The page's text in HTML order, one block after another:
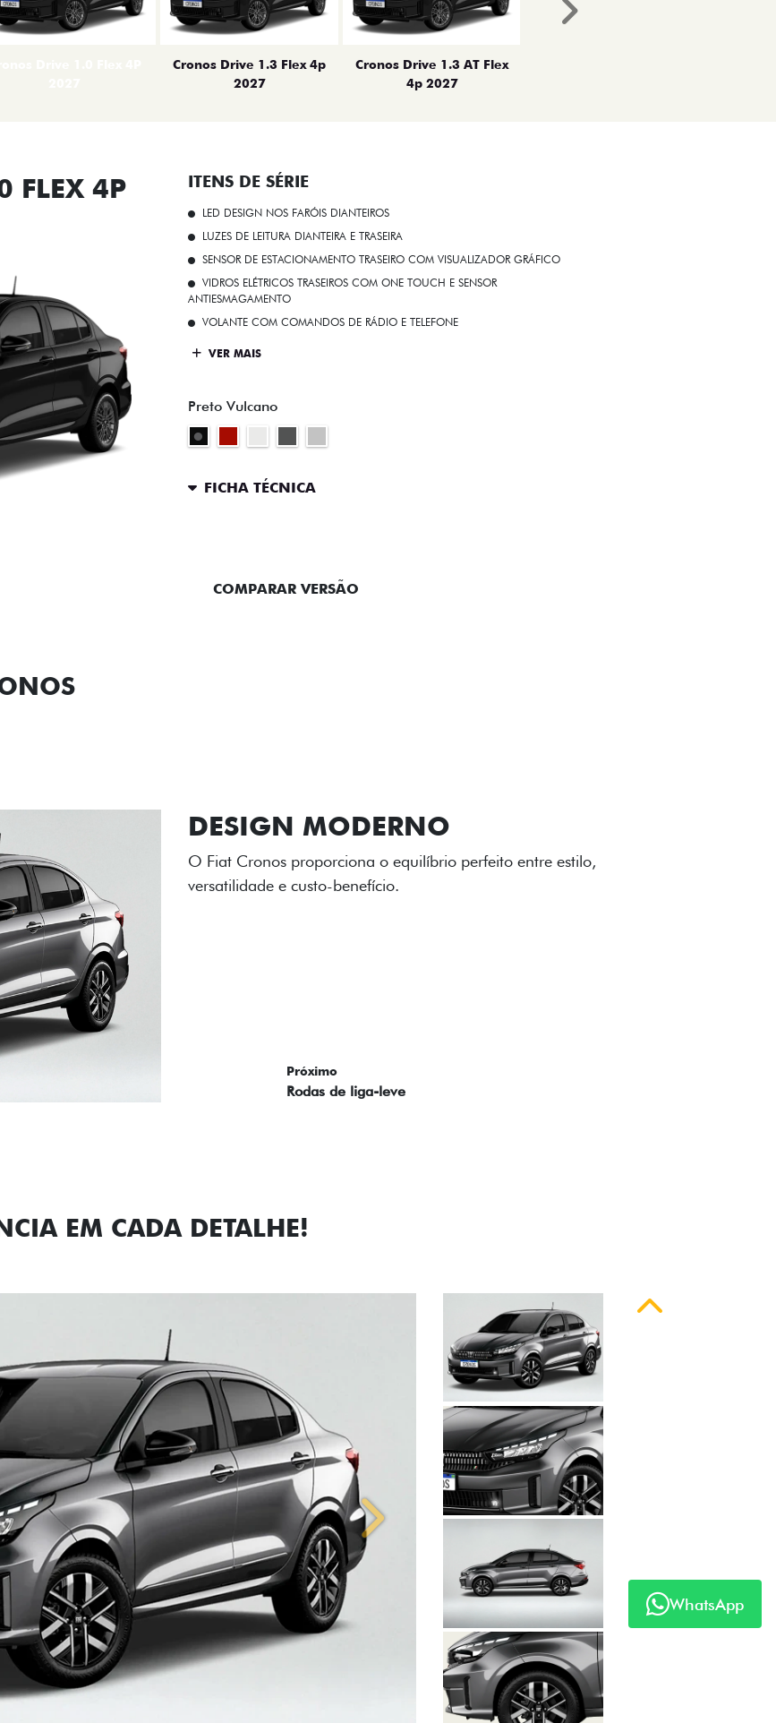
Cronos Drive 1.3 Flex 4p
2027
Cronos Drive 1.3 AT Flex
4p 2027
Próximo
FLEX 4P
ITENS DE SÉRIE
LED DESIGN NOS FARÓIS DIANTEIROS
LUZES DE LEITURA DIANTEIRA E TRASEIRA
SENSOR DE ESTACIONAMENTO TRASEIRO COM VISUALIZADOR GRÁFICO
VIDROS ELÉTRICOS TRASEIROS COM ONE TOUCH E SENSOR
ANTIESMAGAMENTO
VOLANTE COM COMANDOS DE RÁDIO E TELEFONE
VER MAIS
Preto Vulcano
FICHA TÉCNICA
COMPARAR VERSÃO
RODAS DE LIGA-LEVE
As rodas de liga leve com desenho dinâmico e acabamento
diamantado elevam o estilo do Fiat Cronos, trazendo mais
EM CADA DETALHE!
WhatsApp